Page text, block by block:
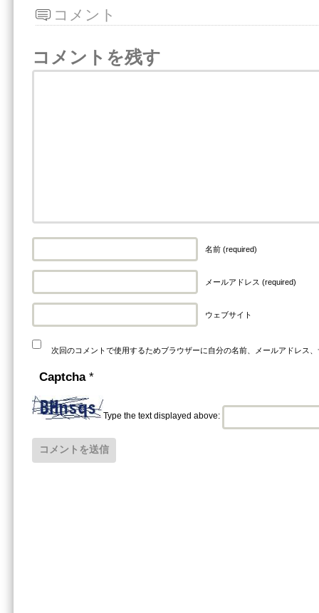
コメント
コメントを残す
名前 (required)
メールアドレス (required)
ウェブサイト
次回のコメントで使用するためブラウザーに自分の名前、メールアドレス
Captcha *
Type the text displayed above: